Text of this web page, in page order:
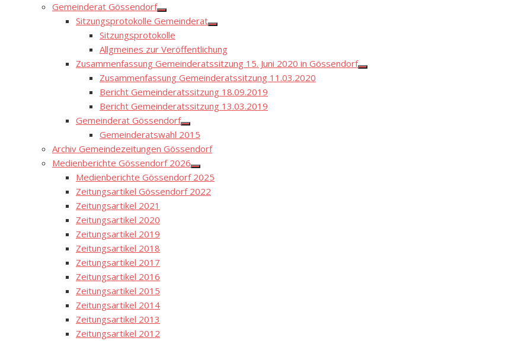
Gemeinderat Gössendorf
Show
sub
menu
Sitzungsprotokolle Gemeinderat
Show
menu
Sitzungsprotokolle
Allgmeines zur Veröffentlichung
Zusammenfassung Gemeinderatssitzung 15. Juni 2020 in Gössendorf
Show
Zusammenfassung Gemeinderatssitzung 11.03.2020
Bericht Gemeinderatssitzung 18.09.2019
Bericht Gemeinderatssitzung 13.03.2019
Gemeinderat Gössendorf
Show
sub
menu
Gemeinderatswahl 2015
Archiv Gemeindezeitungen Gössendorf
Medienberichte Gössendorf 2026
Show
sub
menu
Medienberichte Gössendorf 2025
Zeitungsartikel Gössendorf 2022
Zeitungsartikel 2021
Zeitungsartikel 2020
Zeitungsartikel 2019
Zeitungsartikel 2018
Zeitungsartikel 2017
Zeitungsartikel 2016
Zeitungsartikel 2015
Zeitungsartikel 2014
Zeitungsartikel 2013
Zeitungsartikel 2012